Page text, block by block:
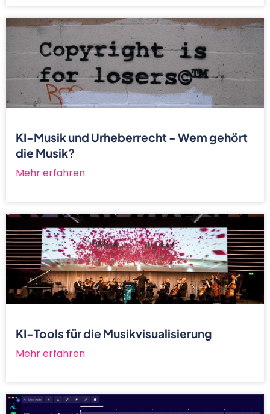
KI-Musik und Urheberrecht - Wem gehört
die Musik?
Mehr erfahren
KI-Tools für die Musikvisualisierung
Mehr erfahren